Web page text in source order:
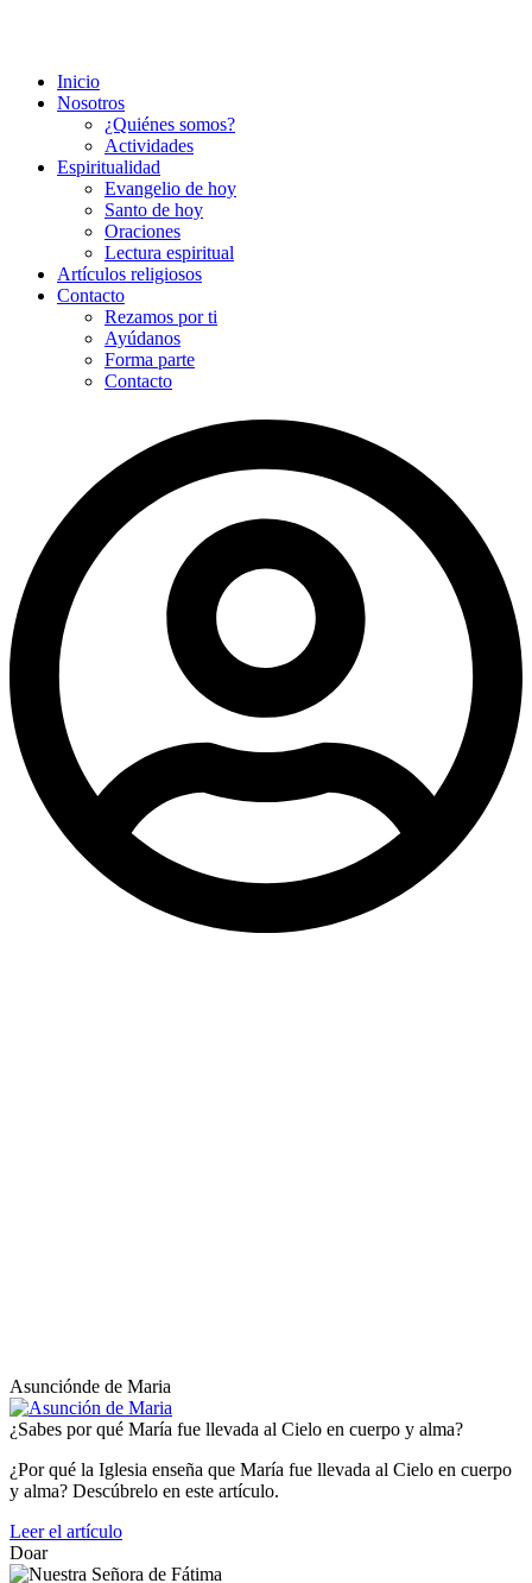
Inicio
Nosotros
¿Quiénes somos?
Actividades
Espiritualidad
Evangelio de hoy
Santo de hoy
Oraciones
Lectura espiritual
Artículos religiosos
Contacto
Rezamos por ti
Ayúdanos
Forma parte
Contacto
Asunciónde de Maria
¿Sabes por qué María fue llevada al Cielo en cuerpo y alma?
¿Por qué la Iglesia enseña que María fue llevada al Cielo en cuerpo
y alma? Descúbrelo en este artículo.
Leer el artículo
Doar